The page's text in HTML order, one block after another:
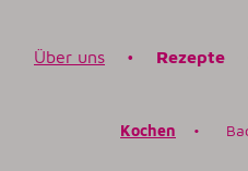
Über uns • Rezepte
Kochen •